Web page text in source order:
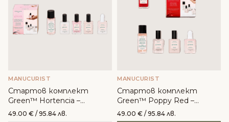
MANUCURIST
Стартов комплект
Green™ Hortencia –
Manucurist
49.00 € / 95.84 лв.
MANUCURIST
Стартов комплект
Green™ Poppy Red –
Manucurist
49.00 € / 95.84 лв.